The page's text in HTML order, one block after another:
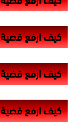
كيف ارفع
كيف ارفع
كيف ارفع